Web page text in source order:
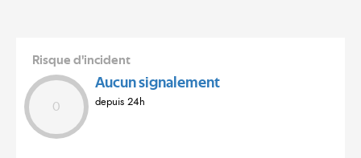
Risque d'incident
0
Aucun signalement
depuis 24h